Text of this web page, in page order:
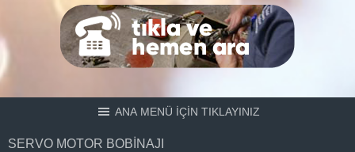
ANA MENÜ İÇİN TIKLAYINIZ
SERVO MOTOR BOBINAJI